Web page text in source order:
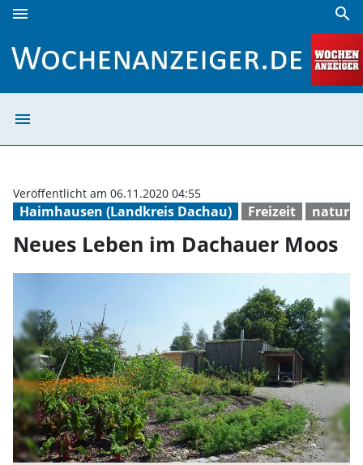
menu search
menu
Haimhausen (Landkreis Dachau) Freizeit natur
Veröffentlicht am 06.11.2020 04:55
Neues Leben im Dachauer Moos